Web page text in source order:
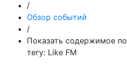
/
Обзор событий
/
Показать содержимое по
тегу: Like FM